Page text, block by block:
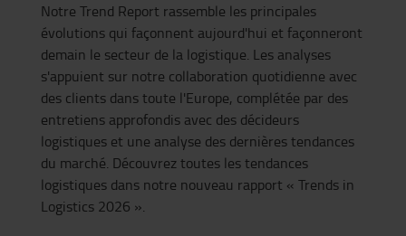
Notre Trend Report rassemble les principales
évolutions qui façonnent aujourd'hui et façonneront
demain le secteur de la logistique. Les analyses
s'appuient sur notre collaboration quotidienne avec
des clients dans toute l'Europe, complétée par des
entretiens approfondis avec des décideurs
logistiques et une analyse des dernières tendances
du marché. Découvrez toutes les tendances
logistiques dans notre nouveau rapport « Trends in
Logistics 2026 ».